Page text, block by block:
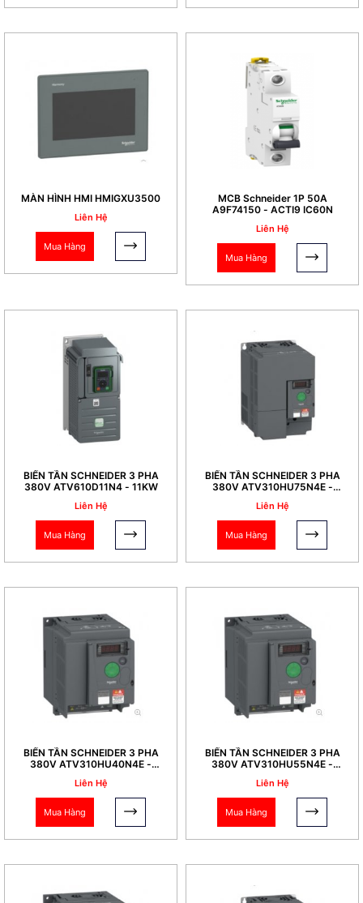
MÀN HÌNH HMI HMIGXU3500
Liên Hệ
Mua Hàng
MCB Schneider 1P 50A
A9F74150 - ACTI9 IC60N
Liên Hệ
Mua Hàng
BIẾN TẦN SCHNEIDER 3 PHA
380V ATV610D11N4 - 11KW
Liên Hệ
Mua Hàng
BIẾN TẦN SCHNEIDER 3 PHA
380V ATV310HU75N4E -
Liên Hệ
Mua Hàng
BIẾN TẦN SCHNEIDER 3 PHA
380V ATV310HU40N4E -
Liên Hệ
Mua Hàng
BIẾN TẦN SCHNEIDER 3 PHA
380V ATV310HU55N4E -
Liên Hệ
Mua Hàng